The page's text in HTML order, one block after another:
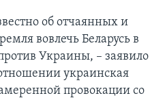
об отчаянных и
вовлечь Беларусь в
Украины, – заявило
украинская
провокации со